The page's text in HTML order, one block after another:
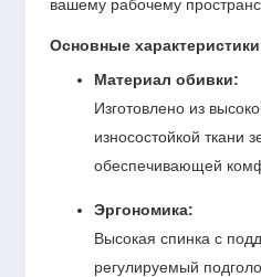
вашему рабочему
Основные
Материал обивки:
Изготовлено из
износостойкой ткани
обеспечивающей
Эргономика:
Высокая спинка с
регулируемый